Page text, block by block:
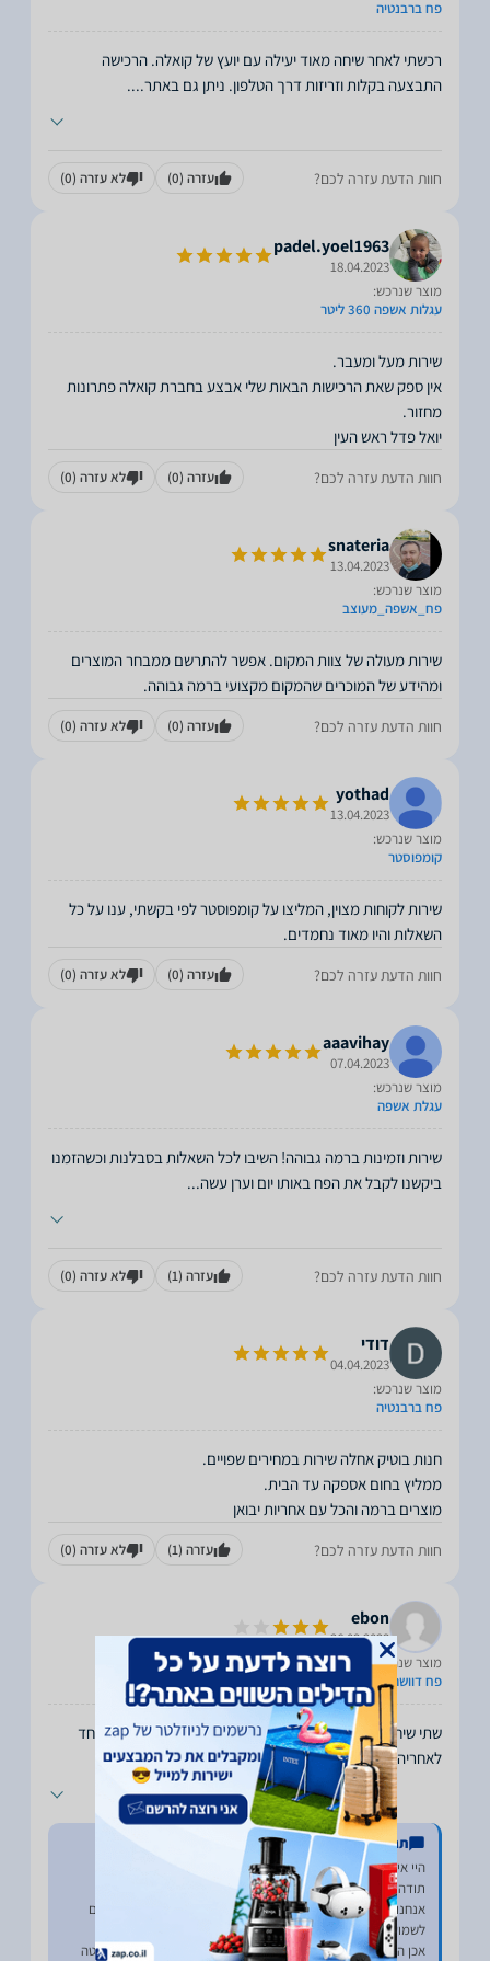
פח ברבנטיה
רכשתי לאחר שיחה מאוד יעילה עם יועץ של קואלה. הרכישה
התבצעה בקלות וזריזות דרך הטלפון. ניתן גם באתר....
חוות הדעת עזרה לכם? עזרה (0) לא עזרה (0)
padel.yoel1963
18.04.2023
מוצר שנרכש:
עגלות אשפה 360 ליטר
אין ספק שאת הרכישות הבאות שלי אבצע בחברת קואלה פתרונות
יואל פדל ראש העין
חוות הדעת עזרה לכם? עזרה (0) לא עזרה (0)
snateria
13.04.2023
מוצר שנרכש:
פח_אשפה_מעוצב
שירות מעולה של צוות המקום. אפשר להתרשם ממבחר המוצרים
ומהידע של המוכרים שהמקום מקצועי ברמה גבוהה.
חוות הדעת עזרה לכם? עזרה (0) לא עזרה (0)
yothad
13.04.2023
מוצר שנרכש:
קומפוסטר
שירות לקוחות מצוין, המליצו על קומפוסטר לפי בקשתי, ענו על כל
השאלות והיו מאוד נחמדים.
חוות הדעת עזרה לכם? עזרה (0) לא עזרה (0)
aaavihay
07.04.2023
מוצר שנרכש:
עגלת אשפה
שירות וזמינות ברמה גבוהה! השיבו לכל השאלות בסבלנות וכשהזמנו
ביקשנו לקבל את הפח באותו יום וערן עשה...
חוות הדעת עזרה לכם? עזרה (1) לא עזרה (0)
דודי
04.04.2023
מוצר שנרכש:
פח ברבנטיה
מוצרים ברמה והכל עם אחריות יבואן
חוות הדעת עזרה לכם? עזרה (1) לא עזרה (0)
ebon
26.03.2023
מוצר שנרכש:
פח דוושה 30 ליטר DECO סגירה שקטה ופח פנימי
שתי שיחות נעימות עם שני נציגים שונים, אחד לפני הקניה ואחד
לאחריה. אישור קניה וחשבונית הגיעו תקין....
תגובת החנות
אנחנו שמחים לקרוא שאתה מרוצה מהמוצר ומהשירות ומתבאסים
אכן השילוח מתבצע כיום מול חברה חיצונית ולצערינו אין לנו שליטה